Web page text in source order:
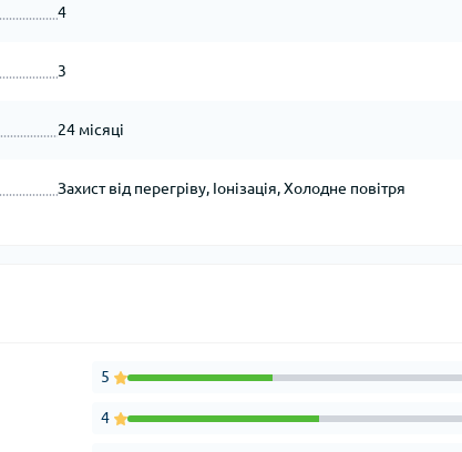
4
3
24 місяці
Захист від перегріву, Іонізація, Холодне повітря
5
4